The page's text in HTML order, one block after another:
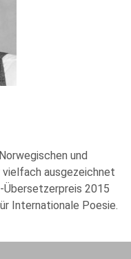
und
ausgezeichnet
Übersetzerpreis 2015
Internationale Poesie.